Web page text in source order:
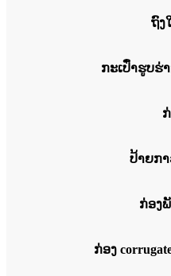
ຖົງ
ກະເປົ໋າຮູບຮ່
ປ້າຍກ
ກ່ອງ
ກ່ອງ